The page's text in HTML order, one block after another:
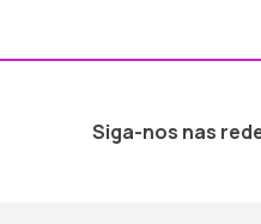
Siga-nos nas